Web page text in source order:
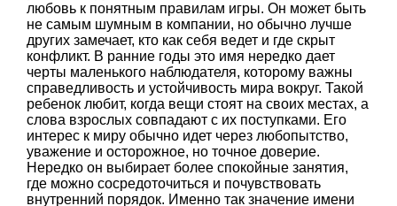
любовь к понятным правилам игры. Он может быть
не самым шумным в компании, но обычно лучше
других замечает, кто как себя ведет и где скрыт
конфликт. В ранние годы это имя нередко дает
черты маленького наблюдателя, которому важны
справедливость и устойчивость мира вокруг. Такой
ребенок любит, когда вещи стоят на своих местах, а
слова взрослых совпадают с их поступками. Его
интерес к миру обычно идет через любопытство,
уважение и осторожное, но точное доверие.
Нередко он выбирает более спокойные занятия,
где можно сосредоточиться и почувствовать
внутренний порядок. Именно так значение имени